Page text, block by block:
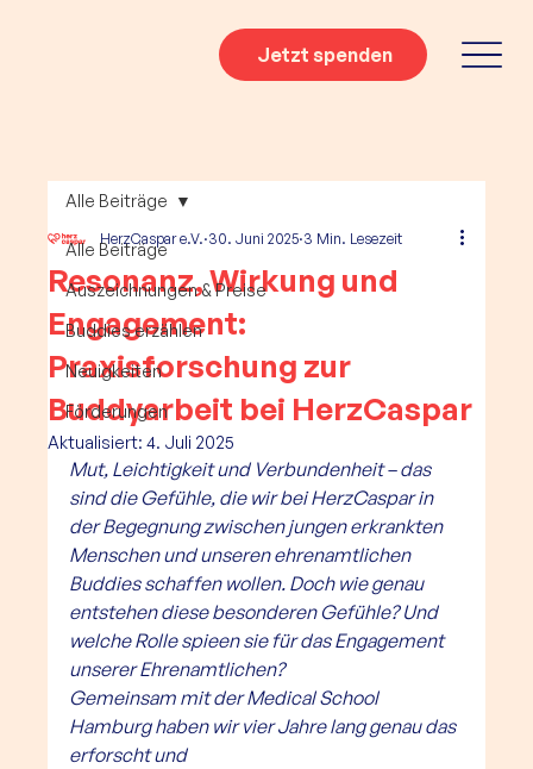
Jetzt spenden
Alle Beiträge
Auszeichnungen & Preise
Buddies erzählen
Neuigkeiten
Förderungen
Alle Beiträge
Resonanz, Wirkung und
Engagement:
Praxisforschung zur
Buddyarbeit bei HerzCaspar
HerzCaspar e.V. 30. Juni 2025 3 Min. Lesezeit
Aktualisiert:4. Juli 2025
Mut, Leichtigkeit und Verbundenheit – das
sind die Gefühle, die wir bei HerzCaspar in
der Begegnung zwischen jungen erkrankten
Menschen und unseren ehrenamtlichen
Buddies schaffen wollen. Doch wie genau
entstehen diese besonderen Gefühle? Und
welche Rolle spieen sie für das Engagement
unserer Ehrenamtlichen?
Gemeinsam mit der Medical School
Hamburg haben wir vier Jahre lang genau das
erforscht und